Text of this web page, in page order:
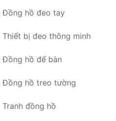
Đồng hồ đeo tay
Thiết bị đeo thông minh
Đồng hồ để bàn
Đồng hồ treo tường
Tranh đồng hồ